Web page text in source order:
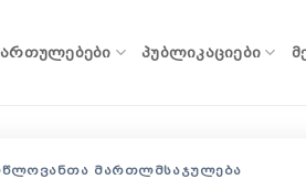
ᲞᲣᲑᲚᲘᲙᲐᲪᲘᲔᲑᲘ
ᲛᲐᲠᲗᲚᲛᲡᲐᲯᲣᲚᲔᲑᲐ